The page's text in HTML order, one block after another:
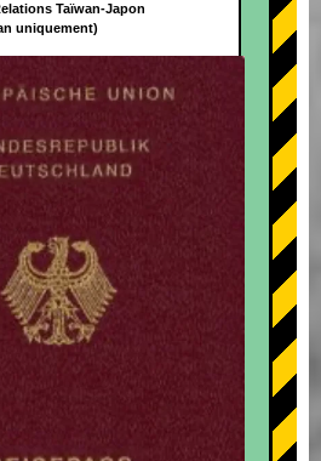
+
Taïwan-Japon
uniquement)